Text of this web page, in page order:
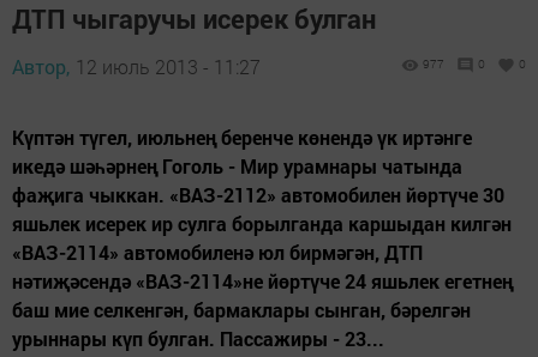
ДТП чыгаручы исерек булган
Автор, 12 июль 2013 - 11:27 977 0 0
Күптән түгел, июльнең беренче көнендә үк иртәнге
икедә шәһәрнең Гоголь - Мир урамнары чатында
фаҗига чыккан. «ВАЗ-2112» автомобилен йөртүче 30
яшьлек исерек ир сулга борылганда каршыдан килгән
«ВАЗ-2114» автомобиленә юл бирмәгән, ДТП
нәтиҗәсендә «ВАЗ-2114»не йөртүче 24 яшьлек егетнең
баш мие селкенгән, бармаклары сынган, бәрелгән
урыннары күп булган. Пассажиры - 23...